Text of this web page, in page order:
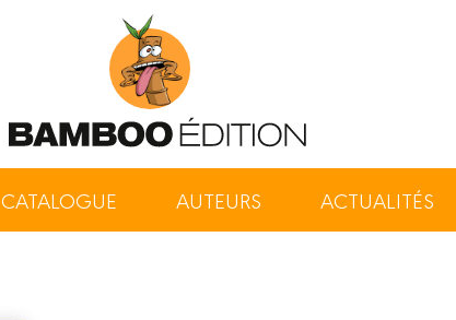
CATALOGUE AUTEURS ACTUALITÉS